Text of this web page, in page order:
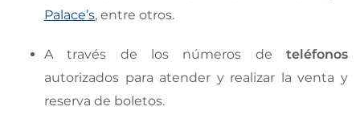
Palace’s, entre otros.
A través de los números de teléfonos
autorizados para atender y realizar la venta y
reserva de boletos.